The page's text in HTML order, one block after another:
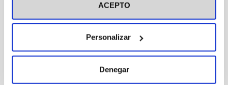
ACEPTO
Personalizar
Denegar
tanto en el ámbito cultural, político, educativo y social.
Destacan por su actualidad e importancia, entre otras,
la Fundación Universitaria San Pablo CEU, la
Fundación Abat Oliba, la Fundación San Pablo
Andalucía CEU, el Colegio Mayor Universitario San
Pablo, la Fundación Cultural Ángel Herrera Oria, o el